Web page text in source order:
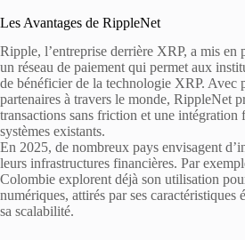
Les Avantages de RippleNet
Ripple, l’entreprise derrière XRP, a mis en
un réseau de paiement qui permet aux
de bénéficier de la technologie XRP. Avec
partenaires à travers le monde, RippleNet
transactions sans friction et une intégration
systèmes existants.
En 2025, de nombreux pays envisagent
leurs infrastructures financières. Par
Colombie explorent déjà son utilisation
numériques, attirés par ses caractéristiques
sa scalabilité.